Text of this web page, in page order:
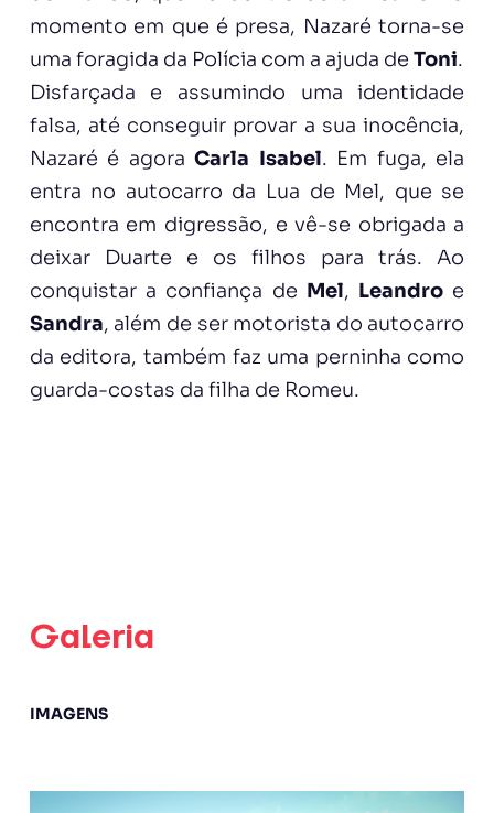
momento em que é presa, Nazaré torna-se
uma foragida da Polícia com a ajuda de Toni.
Disfarçada e assumindo uma identidade
falsa, até conseguir provar a sua inocência,
Nazaré é agoraCarla Isabel. Em fuga, ela
entra no autocarro da Lua de Mel, que se
encontra em digressão, e vê-se obrigada a
deixar Duarte e os filhos para trás. Ao
conquistar a confiança de Mel, Leandroe
Sandra, além de ser motorista do autocarro
da editora, também faz uma perninha como
guarda-costas da filha de Romeu.
Galeria
IMAGENS